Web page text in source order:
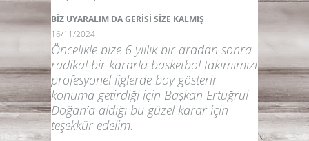
BİZ UYARALIM DA GERİSİ SİZE KALMIŞ -
16/11/2024
Öncelikle bize 6 yıllık bir aradan sonra
radikal bir kararla basketbol takımımızı
profesyonel liglerde boy gösterir
konuma getirdiği için Başkan Ertuğrul
Doğan’a aldığı bu güzel karar için
teşekkür edelim.